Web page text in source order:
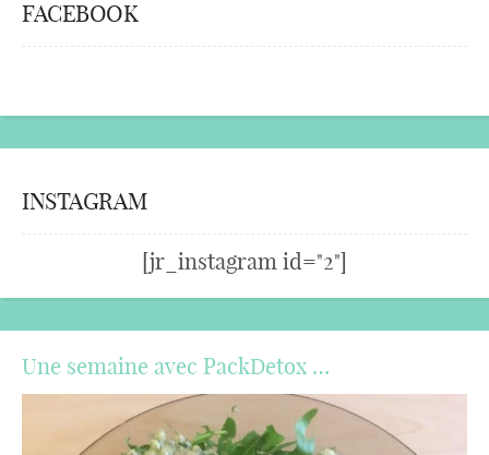
FACEBOOK
INSTAGRAM
[jr_instagram id="2"]
Une semaine avec PackDetox …